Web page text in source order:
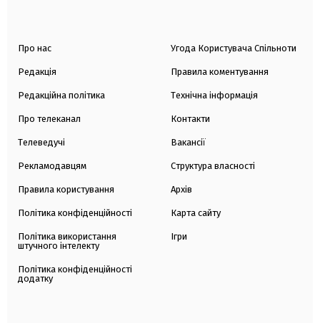
Про нас
Редакція
Редакційна політика
Про телеканал
Телеведучі
Рекламодавцям
Правила користування
Політика конфіденційності
Політика використання
штучного інтелекту
Політика конфіденційності
додатку
Угода Користувача Спільноти
Правила коментування
Технічна інформація
Контакти
Вакансії
Структура власності
Архів
Карта сайту
Ігри